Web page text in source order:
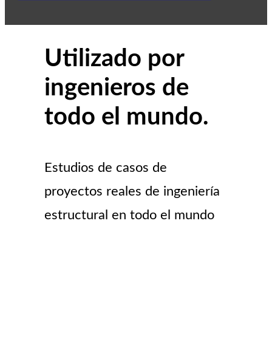
Utilizado por
ingenieros de
todo el mundo.
Estudios de casos de
proyectos reales de ingeniería
estructural en todo el mundo